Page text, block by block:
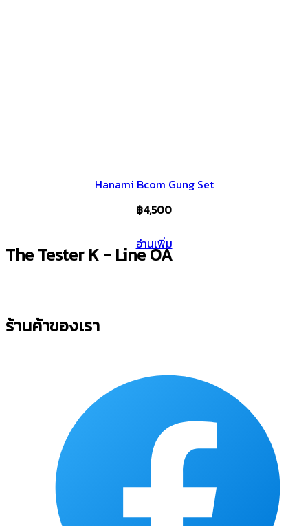
Hanami Bcom Gung Set
฿4,500
อ่านเพิ่ม
The Tester K - Line OA
ร้านค้าของเรา